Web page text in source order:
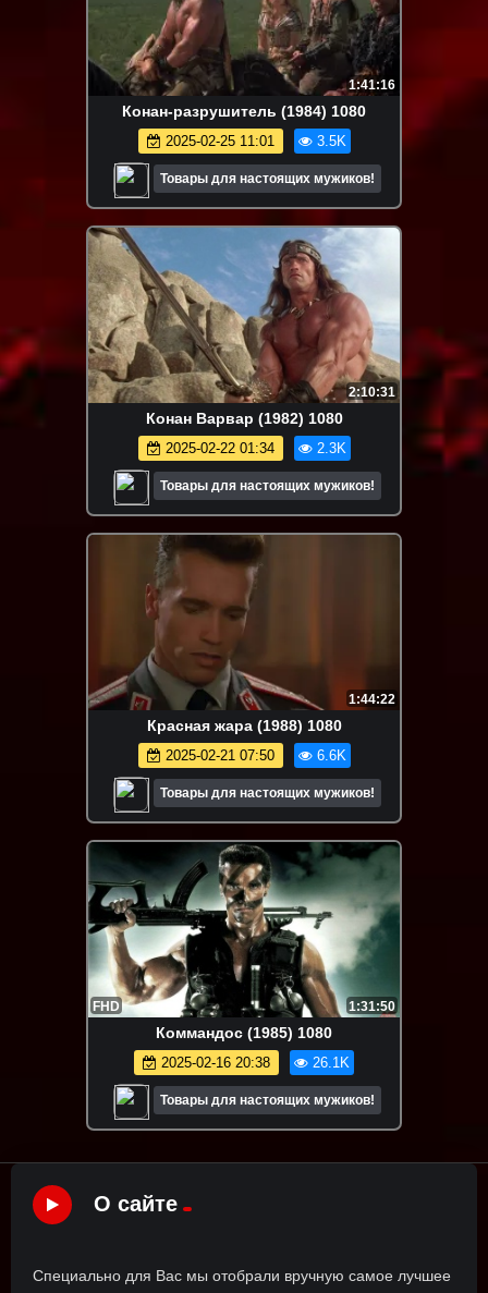
1:41:16
Конан-разрушитель (1984) 1080
2025-02-25 11:01 3.5K
Товары для настоящих мужиков!
2:10:31
Конан Варвар (1982) 1080
2025-02-22 01:34 2.3K
Товары для настоящих мужиков!
1:44:22
Красная жара (1988) 1080
2025-02-21 07:50 6.6K
Товары для настоящих мужиков!
FHD 1:31:50
Коммандос (1985) 1080
2025-02-16 20:38 26.1K
Товары для настоящих мужиков!
О сайте
Специально для Вас мы отобрали вручную самое лучшее